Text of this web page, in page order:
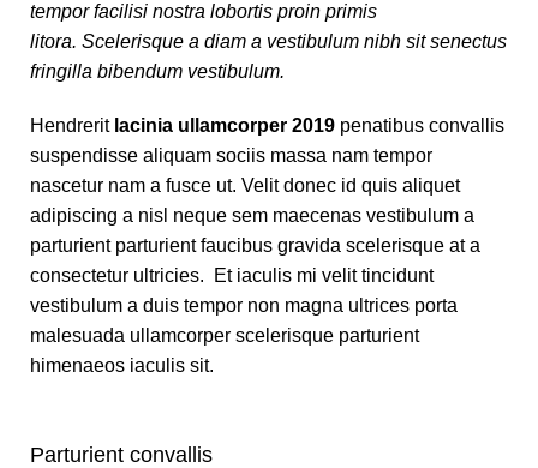
tempor facilisi nostra lobortis proin primis
litora. Scelerisque a diam a vestibulum nibh sit senectus
fringilla bibendum vestibulum.
Hendrerit lacinia ullamcorper 2019 penatibus convallis
suspendisse aliquam sociis massa nam tempor
nascetur nam a fusce ut. Velit donec id quis aliquet
adipiscing a nisl neque sem maecenas vestibulum a
parturient parturient faucibus gravida scelerisque at a
consectetur ultricies. Et iaculis mi velit tincidunt
vestibulum a duis tempor non magna ultrices porta
malesuada ullamcorper scelerisque parturient
himenaeos iaculis sit.
Parturient convallis